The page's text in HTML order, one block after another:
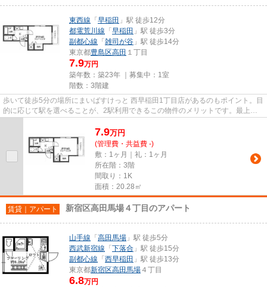
東西線 「 早稲田 」駅 徒歩12分
都電荒川線 「 早稲田 」駅 徒歩3分
副都心線 「 雑司が谷 」駅 徒歩14分
東京都豊島区高田 １丁目
7.9万円
築年数：築23年 ｜募集中： 1室
階数：3階建
歩いて徒歩5分の場所にまいばすけっと 西早稲田1丁目店があるのもポイント。目
的に応じて駅を選べることが、2駅利用できるこの物件のメリットです。最上階
7.9万円
(管理費・共益費 -)
敷：1ヶ月｜礼：1ヶ月
所在階：3階
間取り：1K
面積：20.28㎡
賃貸｜アパート 新宿区高田馬場４丁目のアパート
山手線 「 高田馬場 」駅 徒歩5分
西武新宿線 「 下落合 」駅 徒歩15分
副都心線 「 西早稲田 」駅 徒歩13分
東京都新宿区高田馬場 ４丁目
6.8万円